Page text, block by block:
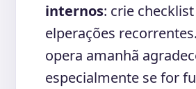
internos: crie
elperações
opera amanhã
especialmente se for